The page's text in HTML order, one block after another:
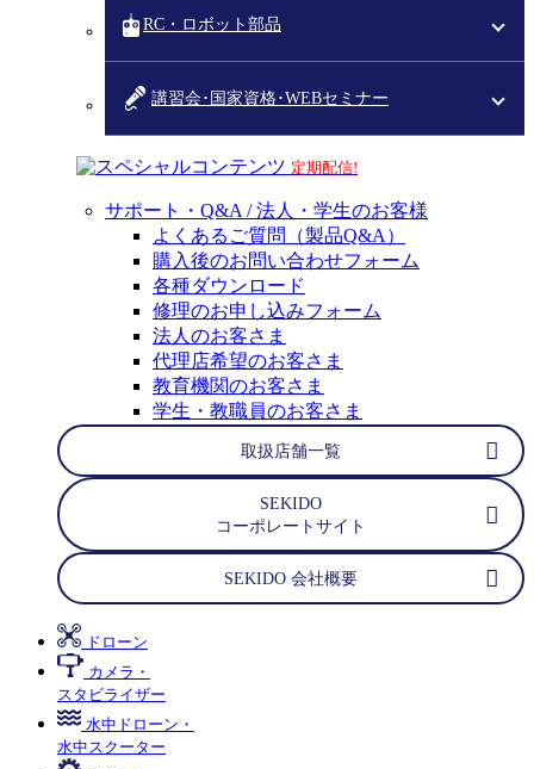
RC・ロボット部品
講習会･国家資格･WEBセミナー
スペシャルコンテンツ 定期配信!
サポート・Q&A / 法人・学生のお客様
よくあるご質問（製品Q&A）
購入後のお問い合わせフォーム
各種ダウンロード
修理のお申し込みフォーム
法人のお客さま
代理店希望のお客さま
教育機関のお客さま
学生・教職員のお客さま
取扱店舗一覧
SEKIDO
コーポレートサイト
SEKIDO 会社概要
ドローン
カメラ・
スタビライザー
水中ドローン・
水中スクーター